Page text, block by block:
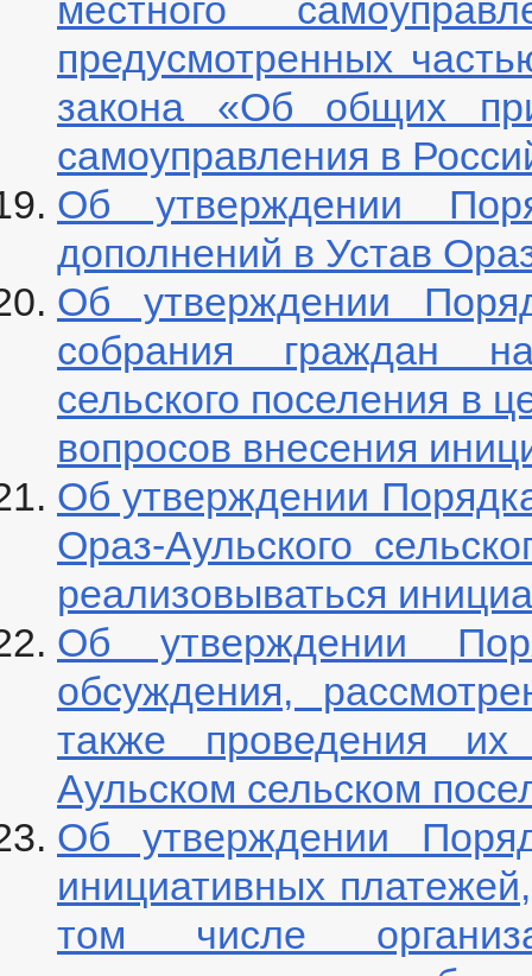
местного
предусмотренных
закона «Об общих
самоуправления в
Об утверждении
дополнений в Устав
Об утверждении
собрания граждан
сельского поселения в
вопросов внесения
Об утверждении
Ораз-Аульского
реализовываться
Об утверждении
обсуждения,
также проведения
Аульском сельском
Об утверждении
инициативных
том числе